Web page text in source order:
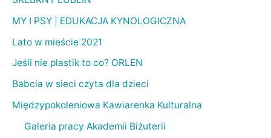
MY I PSY | EDUKACJA KYNOLOGICZNA
Lato w mieście 2021
Jeśli nie plastik to co? ORLEN
Babcia w sieci czyta dla dzieci
Międzypokoleniowa Kawiarenka Kulturalna
Galeria pracy Akademii Biżuterii